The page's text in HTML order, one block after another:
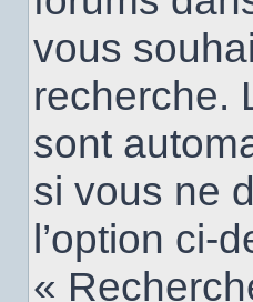
vous
recherche.
sont
si vous ne
l’option ci-
«